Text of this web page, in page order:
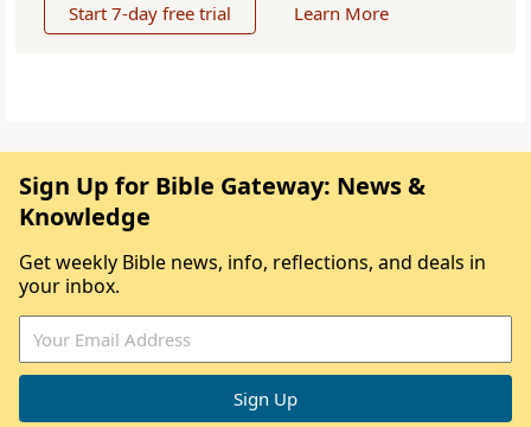
Start 7-day free trial Learn More
Sign Up for Bible Gateway: News &
Knowledge
Get weekly Bible news, info, reflections, and deals in
your inbox.